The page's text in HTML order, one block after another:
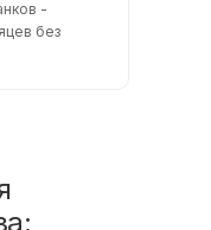
-
без